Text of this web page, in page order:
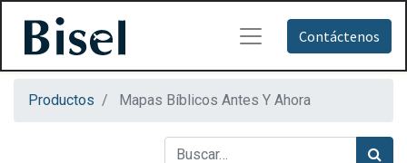
Contáctenos
Productos Mapas Bíblicos Antes Y Ahora